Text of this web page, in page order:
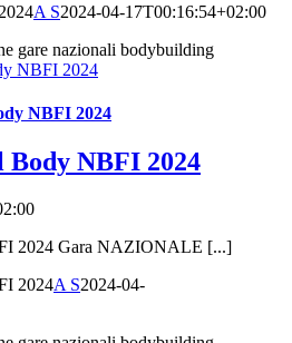
A S2024-04-17T00:16:54+02:00
NBFI 2024
NBFI 2024
NBFI 2024
2024 Gara NAZIONALE [...]
2024A S2024-04-